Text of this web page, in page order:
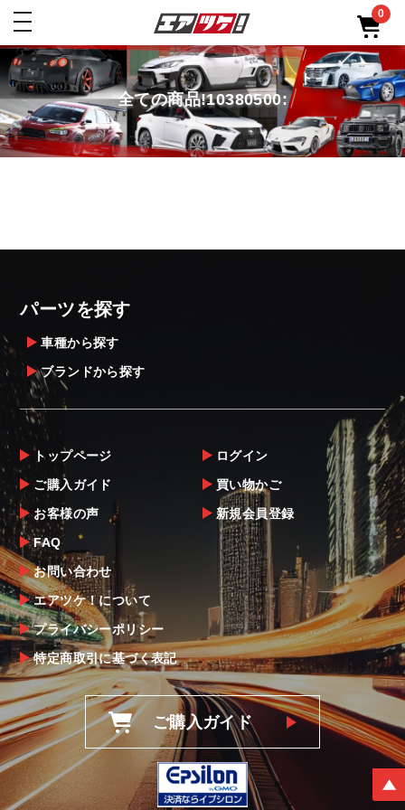
toggle
0
全ての商品!10380500:
パーツを探す
車種から探す
ブランドから探す
トップページ
ご購入ガイド
お客様の声
FAQ
お問い合わせ
エアツケ！について
プライバシーポリシー
特定商取引に基づく表記
ログイン
買い物かご
新規会員登録
ご購入ガイド